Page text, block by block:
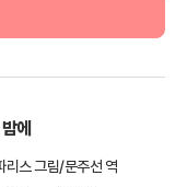
에
리스 그림/문주선 역